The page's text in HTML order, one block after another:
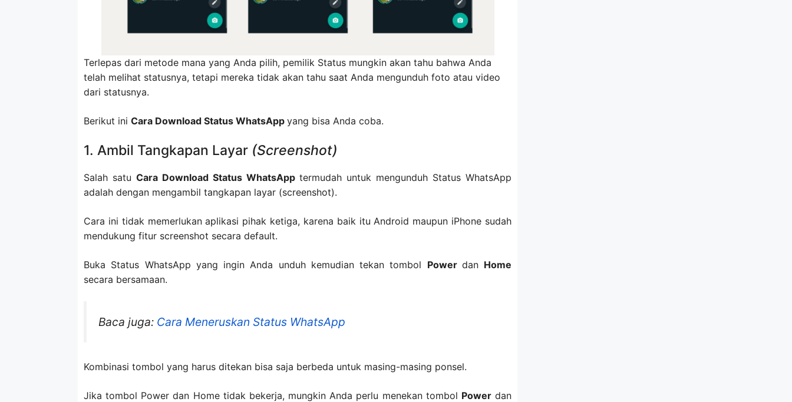
Terlepas dari metode mana yang Anda pilih, pemilik Status mungkin akan tahu bahwa Anda
telah melihat statusnya, tetapi mereka tidak akan tahu saat Anda mengunduh foto atau video
dari statusnya.
Berikut ini Cara Download Status WhatsApp yang bisa Anda coba.
1. Ambil Tangkapan Layar (Screenshot)
Salah satu Cara Download Status WhatsApp termudah untuk mengunduh Status WhatsApp
adalah dengan mengambil tangkapan layar (screenshot).
Cara ini tidak memerlukan aplikasi pihak ketiga, karena baik itu Android maupun iPhone sudah
mendukung fitur screenshot secara default.
Buka Status WhatsApp yang ingin Anda unduh kemudian tekan tombol Power dan Home
secara bersamaan.
Baca juga: Cara Meneruskan Status WhatsApp
Kombinasi tombol yang harus ditekan bisa saja berbeda untuk masing-masing ponsel.
Jika tombol Power dan Home tidak bekerja, mungkin Anda perlu menekan tombol Powerdan